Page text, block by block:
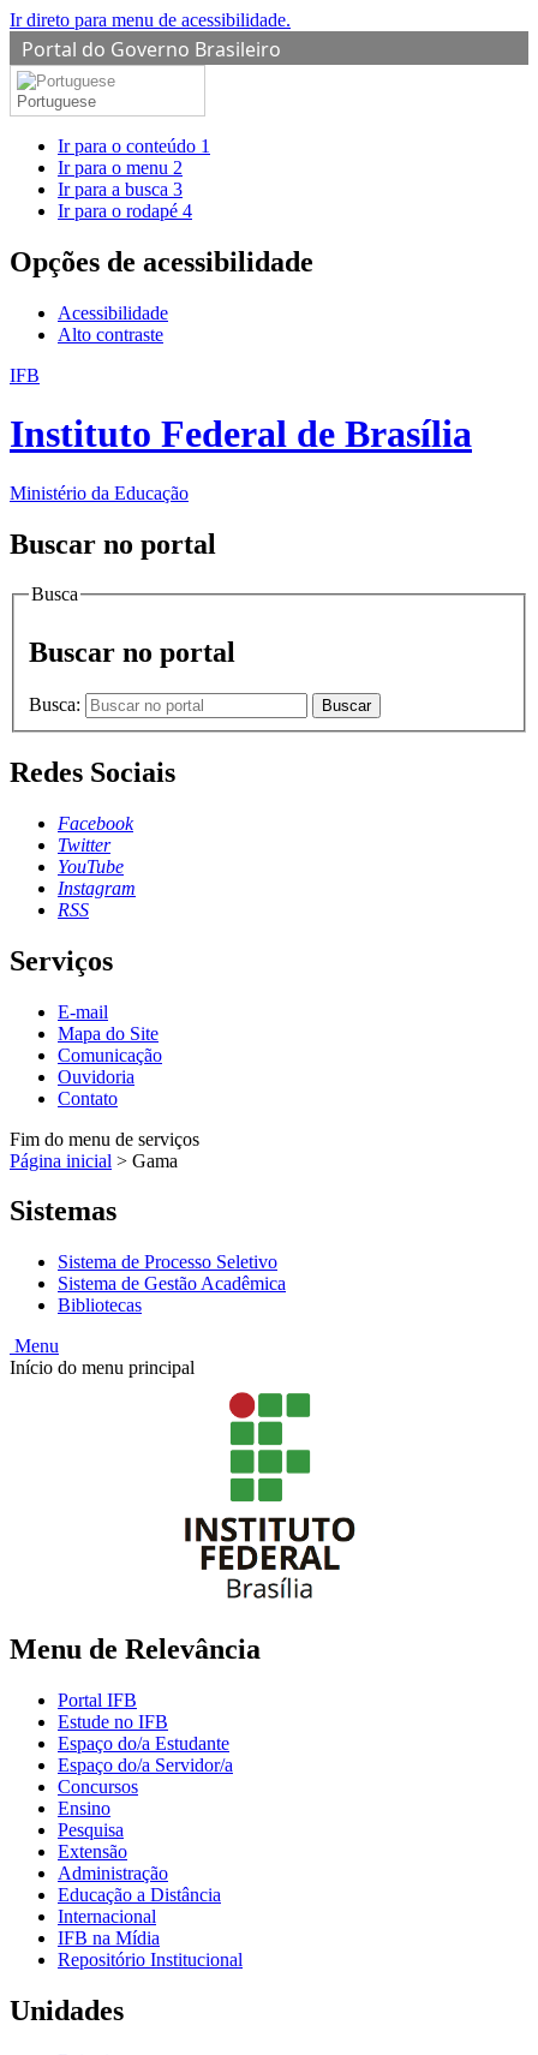
Ir direto para menu de acessibilidade.
Portal do Governo Brasileiro
Portuguese
Ir para o conteúdo 1
Ir para o menu 2
Ir para a busca 3
Ir para o rodapé 4
Opções de acessibilidade
Acessibilidade
Alto contraste
IFB
Instituto Federal de Brasília
Ministério da Educação
Buscar no portal
Busca
Buscar no portal
Busca: Buscar
Redes Sociais
Facebook
Twitter
YouTube
Instagram
RSS
Serviços
E-mail
Mapa do Site
Comunicação
Ouvidoria
Contato
Fim do menu de serviços
Página inicial > Gama
Sistemas
Sistema de Processo Seletivo
Sistema de Gestão Acadêmica
Bibliotecas
Menu
Início do menu principal
Menu de Relevância
Portal IFB
Estude no IFB
Espaço do/a Estudante
Espaço do/a Servidor/a
Concursos
Ensino
Pesquisa
Extensão
Administração
Educação a Distância
Internacional
IFB na Mídia
Repositório Institucional
Unidades